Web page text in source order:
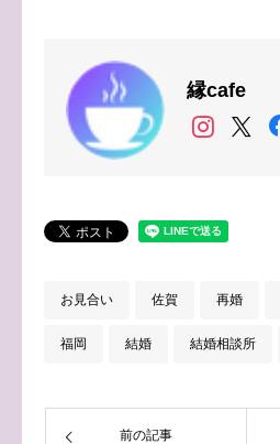
縁cafe
お見合い 佐賀 再婚
福岡 結婚 結婚相談所
前の記事